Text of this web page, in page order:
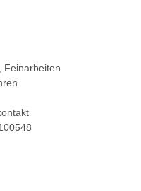
Feinarbeiten